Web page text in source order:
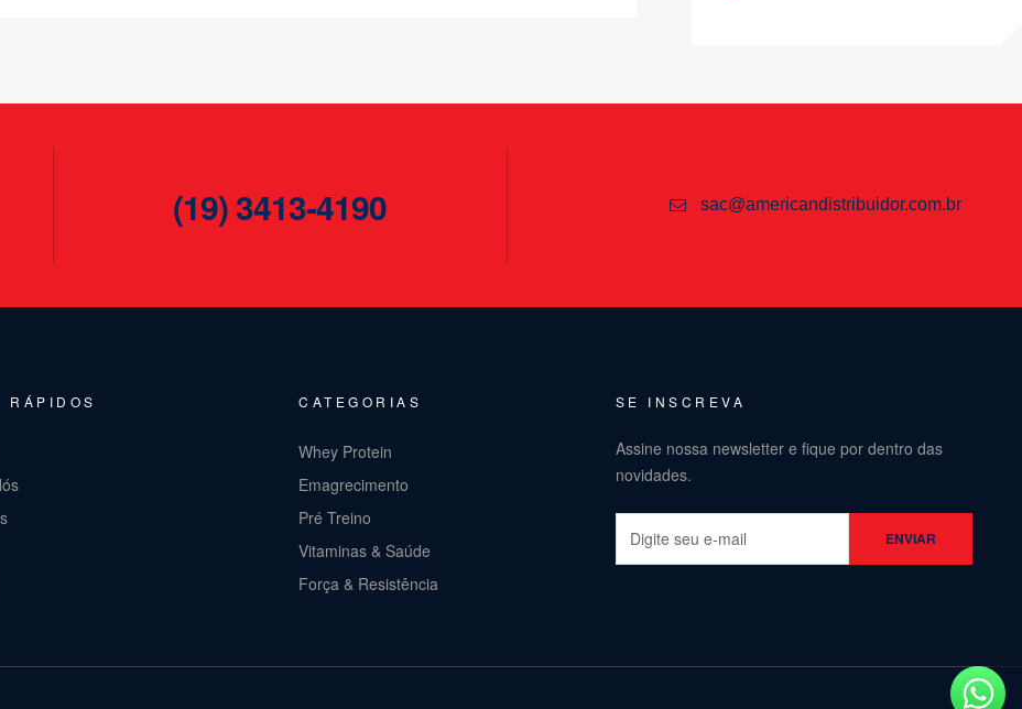
(19) 3413-4190 sac@americandistribuidor.com.br
RÁPIDOS CATEGORIAS
Whey Protein
Emagrecimento
Pré Treino
Vitaminas & Saúde
Força & Resistência
SE INSCREVA
Assine nossa newsletter e fique por dentro das
novidades.